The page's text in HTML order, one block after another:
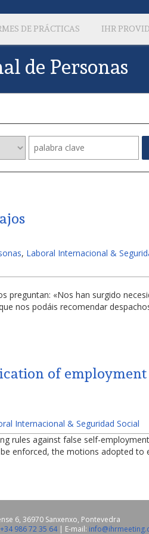
DE PRÁCTICAS IHR
de Personas
, Laboral Internacional &
«Nos han surgido
nos podáis recomendar
of
Internacional & Seguridad Social
rules against false self-
enforced, the motions adopted
6, 36970 Sanxenxo, Pontevedra
+34 986 72 35 64| E-mail: